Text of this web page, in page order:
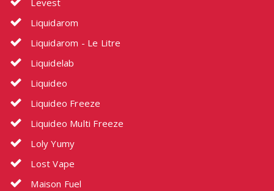
Levest
Liquidarom
Liquidarom - Le Litre
Liquidelab
Liquideo
Liquideo Freeze
Liquideo Multi Freeze
Loly Yumy
Lost Vape
Maison Fuel